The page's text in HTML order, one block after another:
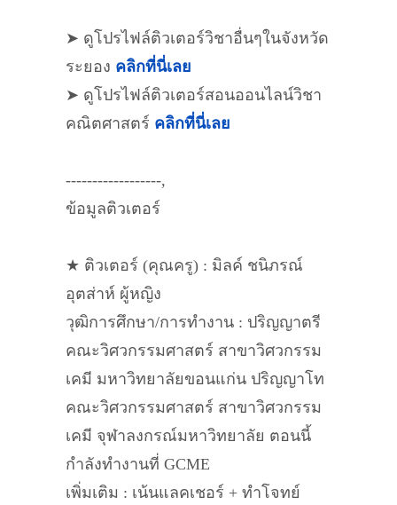
➤ ดูโปรไฟล์ติวเตอร์วิชาอื่นๆในจังหวัด
ระยอง คลิกที่นี่เลย
➤ ดูโปรไฟล์ติวเตอร์สอนออนไลน์วิชา
คณิตศาสตร์ คลิกที่นี่เลย
------------------,
ข้อมูลติวเตอร์
★ ติวเตอร์ (คุณครู) : มิลค์ ชนิภรณ์
อุตส่าห์ ผู้หญิง
วุฒิการศึกษา/การทำงาน : ปริญญาตรี
คณะวิศวกรรมศาสตร์ สาขาวิศวกรรม
เคมี มหาวิทยาลัยขอนแก่น ปริญญาโท
คณะวิศวกรรมศาสตร์ สาขาวิศวกรรม
เคมี จุฬาลงกรณ์มหาวิทยาลัย ตอนนี้
กำลังทำงานที่ GCME
เพิ่มเติม : เน้นแลคเชอร์ + ทำโจทย์